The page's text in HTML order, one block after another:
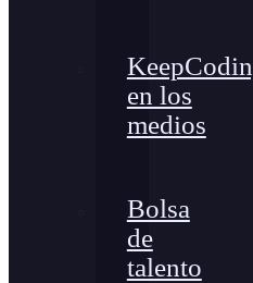
en los
medios
Bolsa
de
talento